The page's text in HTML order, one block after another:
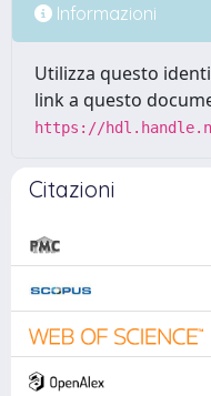
Informazioni
Utilizza questo
link a questo
https://
Citazioni